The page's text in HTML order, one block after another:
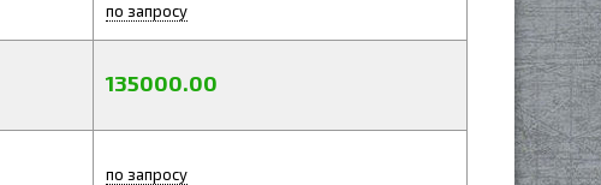
по запросу
135000.00
по запросу